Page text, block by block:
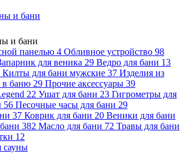
и бани
и бани
панелью 4 Обливное устройство 98
для веника 29 Ведро для бани 13
Килты для бани мужские 37 Изделия из
в баню 29 Прочие аксессуары 39
22 Ушат для бани 23 Гигрометры для
56 Песочные часы для бани 29
37 Коврик для бани 20 Веники для бани
382 Масло для бани 72 Травы для бани
12
сауны